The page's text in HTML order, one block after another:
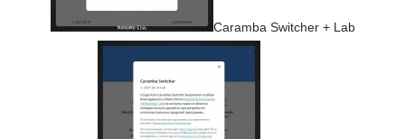
Caramba Switcher + Lab